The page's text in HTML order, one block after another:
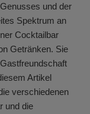
und der
Spektrum an
Cocktailbar
Getränken. Sie
Artikel
verschiedenen
und die